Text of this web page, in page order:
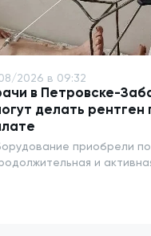
9 и 10 августа
и водовод
округе к
сезона
ситуация в Забайкалье
оказалась мягче, чем в
2026 в 09:32
в Петровске-
делать рентген
приобрели
и